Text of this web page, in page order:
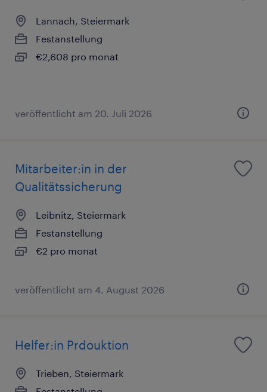
Lannach, Steiermark
Festanstellung
€2,608 pro monat
veröffentlicht am 20. Juli 2026
Mitarbeiter:in in der
Qualitätssicherung
Leibnitz, Steiermark
Festanstellung
€2 pro monat
veröffentlicht am 4. August 2026
Helfer:in Prdouktion
Trieben, Steiermark